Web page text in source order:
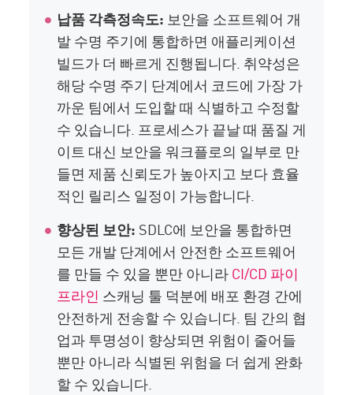
납품 각측정속도: 보안을 소프트웨어 개
발 수명 주기에 통합하면 애플리케이션
빌드가 더 빠르게 진행됩니다. 취약성은
해당 수명 주기 단계에서 코드에 가장 가
까운 팀에서 도입할 때 식별하고 수정할
수 있습니다. 프로세스가 끝날 때 품질 게
이트 대신 보안을 워크플로의 일부로 만
들면 제품 신뢰도가 높아지고 보다 효율
적인 릴리스 일정이 가능합니다.
향상된 보안: SDLC에 보안을 통합하면
모든 개발 단계에서 안전한 소프트웨어
를 만들 수 있을 뿐만 아니라CI/CD 파이
프라인 스캐닝 툴 덕분에 배포 환경 간에
안전하게 전송할 수 있습니다. 팀 간의 협
업과 투명성이 향상되면 위험이 줄어들
뿐만 아니라 식별된 위험을 더 쉽게 완화
할 수 있습니다.